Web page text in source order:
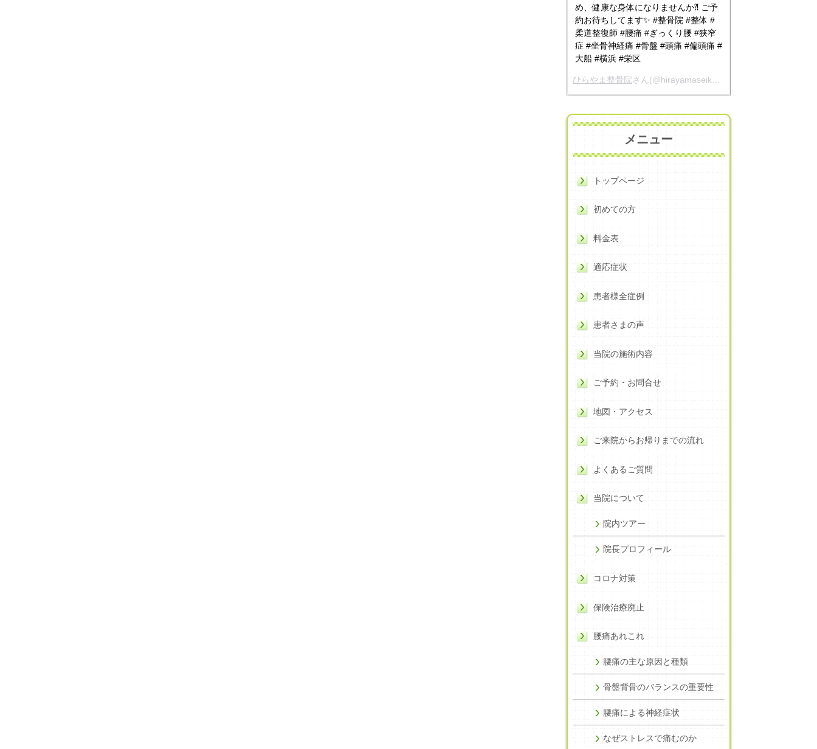
め、健康な身体になりませんか⁈ ご予
約お待ちしてます✨ #整骨院 #整体 #
柔道整復師 #腰痛 #ぎっくり腰 #狭窄
症 #坐骨神経痛 #骨盤 #頭痛 #偏頭痛 #
大船 #横浜 #栄区
ひらやま整骨院さん(@hirayamaseikotsuin)がシェアした投稿 -
メニュー
トップページ
初めての方
料金表
適応症状
患者様全症例
患者さまの声
当院の施術内容
ご予約・お問合せ
地図・アクセス
ご来院からお帰りまでの流れ
よくあるご質問
当院について
院内ツアー
院長プロフィール
コロナ対策
保険治療廃止
腰痛あれこれ
腰痛の主な原因と種類
骨盤背骨のバランスの重要性
腰痛による神経症状
なぜストレスで痛むのか